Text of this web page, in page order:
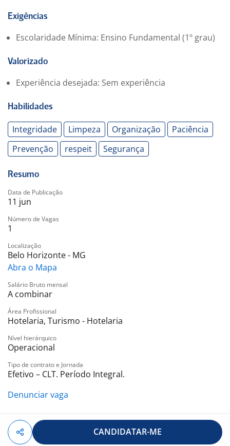
Ensino Fundamental Completo
(POPs)
Experiência prévia em ambiente hospitalar, hotelaria
hospitalar será um diferencial
Conhecimento básico de rotinas de higienização
19:00 as 07:00 - 12x36
Hospital Metropolitano Odilon Behrens
Exigências
Escolaridade Mínima: Ensino Fundamental (1º grau)
Valorizado
Experiência desejada: Sem experiência
Habilidades
Integridade Limpeza Organização
Paciência
Prevenção
respeit Segurança
Resumo
Data de Publicação
11 jun
Número de Vagas
1
Localização
Belo Horizonte - MG
Abra o Mapa
Salário Bruto mensal
A combinar
Área Profissional
Hotelaria, Turismo - Hotelaria
Nível hierárquico
Operacional
Tipo de contrato e Jornada
Efetivo – CLT. Período Integral.
Denunciar vaga
CANDIDATAR-ME